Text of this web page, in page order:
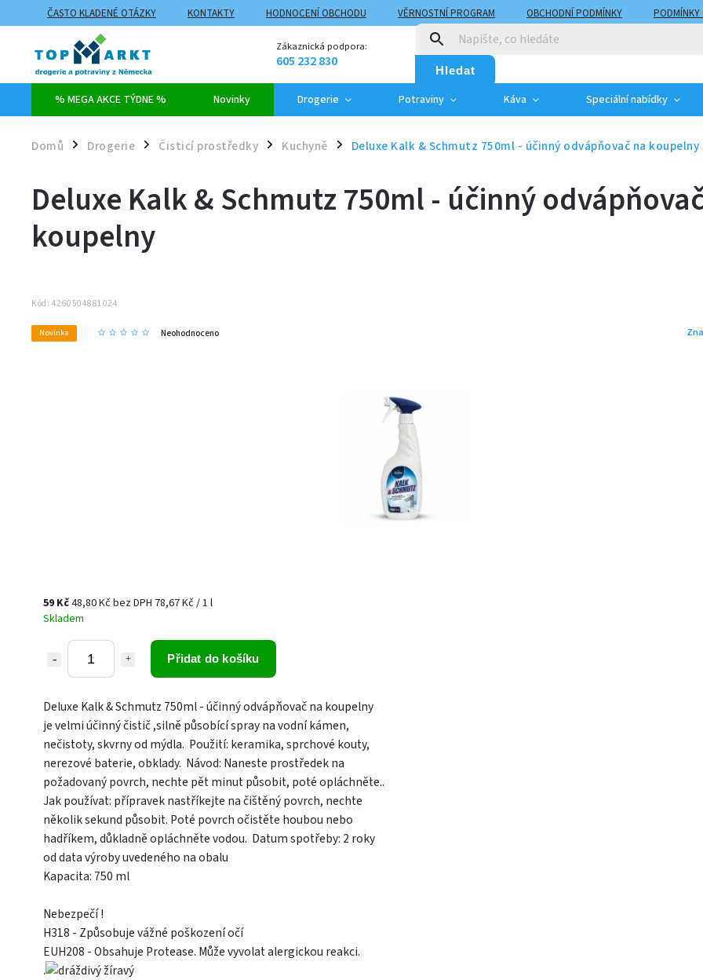
ČASTO KLADENÉ OTÁZKY KONTAKTY HODNOCENÍ OBCHODU VĚRNOSTNÍ PROGRAM OBCHODNÍ PODMÍNKY
PODMÍNKY
ZPŮSOBY DOPRAVY A PLATBY
MOJE OBJEDNÁVKA
Zákaznická podpora:
605 232 830 Hledat
% MEGA AKCE TÝDNE % Novinky Drogerie Potraviny Káva Speciální nabídky
Domů / Drogerie / Čisticí prostředky / Kuchyně / Deluxe Kalk & Schmutz 750ml - účinný odvápňovač na koupelny
Deluxe Kalk & Schmutz 750ml - účinný
koupelny
Kód: 4260504881024
Novinka Neohodnoceno
59 Kč48,80 Kč bez DPH 78,67 Kč / 1 l
Skladem
Přidat do košíku
Deluxe Kalk & Schmutz 750ml - účinný odvápňovač na koupelny
je velmi účinný čistič ,silně působící spray na vodní kámen,
nečistoty, skvrny od mýdla. Použití: keramika, sprchové kouty,
nerezové baterie, obklady. Návod: Naneste prostředek na
požadovaný povrch, nechte pět minut působit, poté opláchněte..
Jak používat: přípravek nastříkejte na čištěný povrch, nechte
několik sekund působit. Poté povrch očistěte houbou nebo
hadříkem, důkladně opláchněte vodou. Datum spotřeby: 2 roky
od data výroby uvedeného na obalu
Kapacita: 750 ml
Nebezpečí !
H318 - Způsobuje vážné poškození očí
EUH208 - Obsahuje Protease. Může vyvolat alergickou reakci.
.